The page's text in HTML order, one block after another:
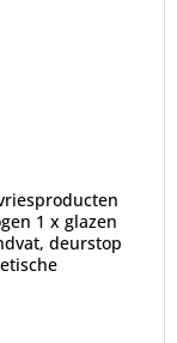
1 x glazen
deurstop